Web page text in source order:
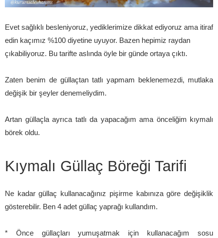
Evet sağlıklı besleniyoruz, yediklerimize dikkat ediyoruz ama itiraf
edin kaçımız %100 diyetine uyuyor. Bazen hepimiz raydan
çıkabiliyoruz. Bu tarifte aslında öyle bir günde ortaya çıktı.
Zaten benim de güllaçtan tatlı yapmam beklenemezdi, mutlaka
değişik bir şeyler denemeliydim.
Artan güllaçla ayrıca tatlı da yapacağım ama önceliğim kıymalı
börek oldu.
Kıymalı Güllaç Böreği Tarifi
Ne kadar güllaç kullanacağınız pişirme kabınıza göre değişiklik
gösterebilir. Ben 4 adet güllaç yaprağı kullandım.
* Önce güllaçları yumuşatmak için kullanacağım sosu